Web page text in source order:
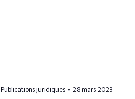
Publications juridiques 28 mars 2023